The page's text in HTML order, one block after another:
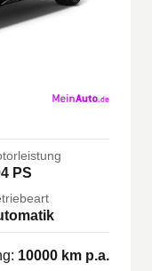
PS
10000 km p.a.